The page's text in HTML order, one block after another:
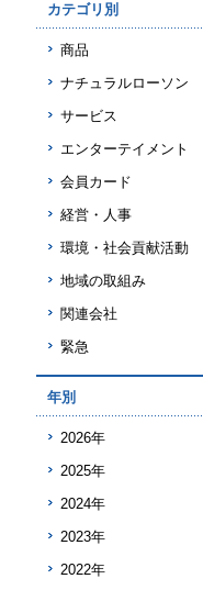
カテゴリ別
商品
ナチュラルローソン
サービス
エンターテイメント
会員カード
経営・人事
環境・社会貢献活動
地域の取組み
関連会社
緊急
年別
2026年
2025年
2024年
2023年
2022年